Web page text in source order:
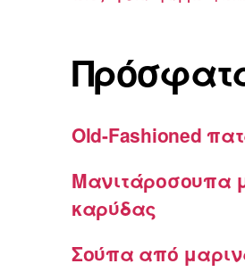
Old-Fashioned
Μανιτάροσουπα
καρύδας
Σούπα από